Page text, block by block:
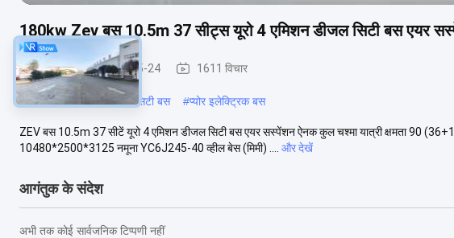
180kw Zev बस 10.5m 37 सीट्स यूरो 4 एमिशन डीजल सिटी बस एयर
ज़ेव बस 2023-05-24 1611 विचार
ज़ेव बस # इलेक्ट्रिक इंटरसिटी बस #प्योर इलेक्ट्रिक बस
ZEV बस 10.5m 37 सीटें यूरो 4 एमिशन डीजल सिटी बस एयर सस्पेंशन ऐनक कुल चश्मा यात्री क्षमता 90 (36+1
10480*2500*3125 नमूना YC6J245-40 व्हील बेस (मिमी) ....
और देखें
आगंतुक के संदेश
अभी तक कोई सार्वजनिक टिप्पणी नहीं